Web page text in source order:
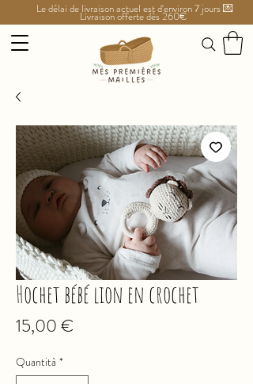
Le délai de livraison actuel est d'environ 7 jours 💌
Livraison offerte dès 260€
Hochet bébé lion en crochet
15,00 €
Quantità *